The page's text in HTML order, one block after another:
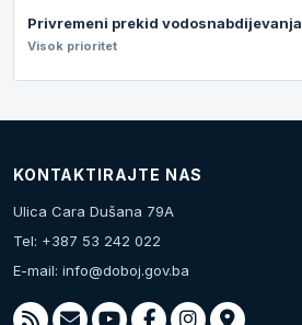
Privremeni prekid vodosnabdijevanja
Visok prioritet
KONTAKTIRAJTE NAS
Ulica Cara Dušana 79A
Tel: +387 53 242 022
E-mail: info@doboj.gov.ba